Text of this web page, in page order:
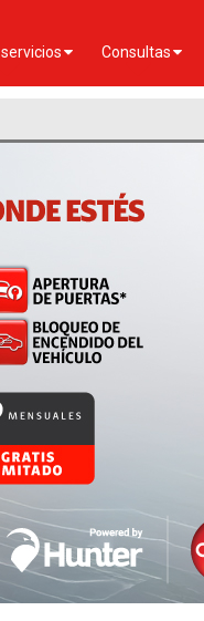
Consultas